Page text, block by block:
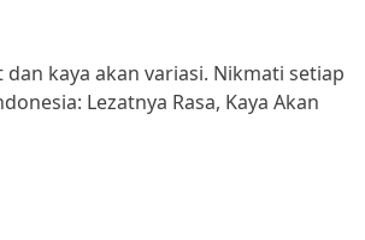
kaya akan variasi. Nikmati setiap
Lezatnya Rasa, Kaya Akan